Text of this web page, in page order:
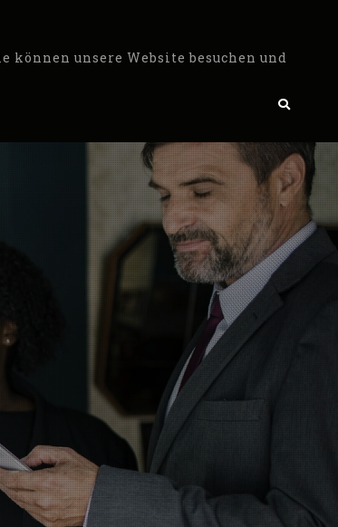
unsere Website besuchen und
Search